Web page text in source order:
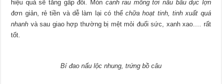
hiệu quả sẽ tăng gấp đôi. Món canh rau mồng tơi nấu bầu dục lợn
đơn giản, rẻ tiền và dễ làm lại có thể chữa hoạt tinh, tinh xuất quá
nhanh và sau giao hợp thường bị mệt mỏi đuối sức, xanh xao…. rất
tốt.
Bí đao nấu lộc nhung, trứng bồ câu